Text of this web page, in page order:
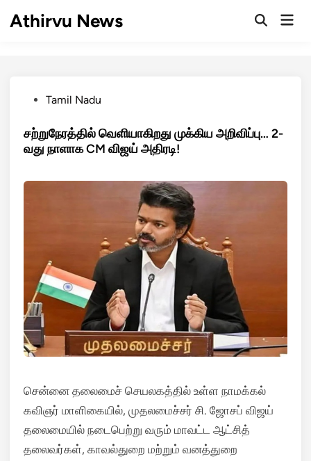
Athirvu News
OpenMain
PostedTamil Nadu
சற்றுநேரத்தில் வெளியாகிறது முக்கிய அறிவிப்பு… 2-
வது நாளாக CM விஜய் அதிரடி!
சென்னை தலைமைச் செயலகத்தில் உள்ள நாமக்கல்
கவிஞர் மாளிகையில், முதலமைச்சர் சி. ஜோசப் விஜய்
தலைமையில் நடைபெற்று வரும் மாவட்ட ஆட்சித்
தலைவர்கள், காவல்துறை மற்றும் வனத்துறை